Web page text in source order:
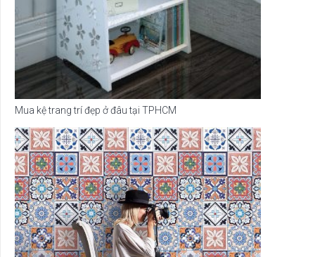
Mua kệ trang trí đẹp ở đâu tại TPHCM